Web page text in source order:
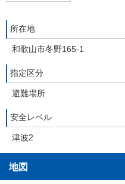
所在地
和歌山市冬野165-1
指定区分
避難場所
安全レベル
津波2
地図